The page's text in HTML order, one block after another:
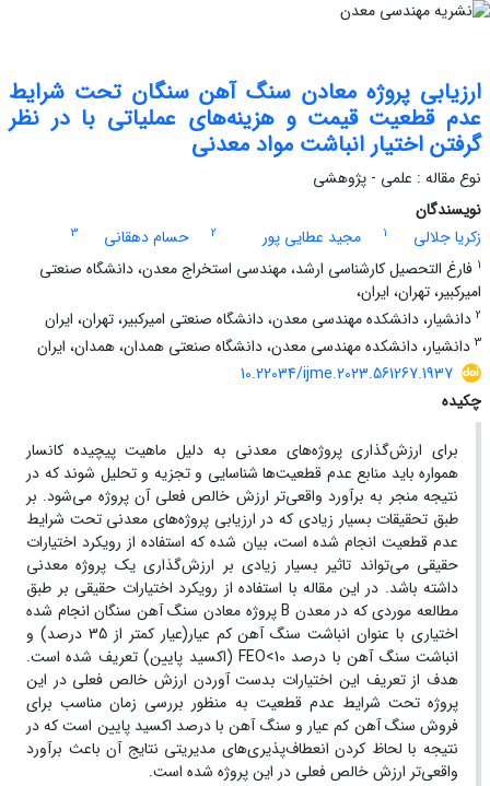
ارزیابی پروژه معادن سنگ آهن سنگان تحت شرایط
عدم قطعیت قیمت و هزینه‌های عملیاتی با در نظر
گرفتن اختیار انباشت مواد معدنی
نوع مقاله : علمی - پژوهشی
نویسندگان
زکریا جلالی
1 مجید عطایی پور 2 حسام دهقانی
3
1 فارغ التحصیل کارشناسی ارشد، مهندسی استخراج معدن، دانشگاه صنعتی
امیرکبیر، تهران، ایران،
2 دانشیار، دانشکده مهندسی معدن، دانشگاه صنعتی امیرکبیر، تهران، ایران
3 دانشیار، دانشکده مهندسی معدن، دانشگاه صنعتی همدان، همدان، ایران
10.22034/ijme.2023.561267.1937
چکیده
برای ارزش‌گذاری پروژه‌های معدنی به دلیل ماهیت پیچیده کانسار
همواره باید منابع عدم قطعیت‌ها شناسایی و تجزیه و تحلیل شوند که در
نتیجه منجر به برآورد واقعی‌تر ارزش خالص فعلی آن پروژه می‌شود. بر
طبق تحقیقات بسیار زیادی که در ارزیابی پروژه‌های معدنی تحت شرایط
عدم قطعیت انجام شده است، بیان شده که استفاده از رویکرد اختیارات
حقیقی می‌تواند تاثیر بسیار زیادی بر ارزش‌گذاری یک پروژه معدنی
داشته باشد. در این مقاله با استفاده از رویکرد اختیارات حقیقی بر طبق
مطالعه موردی که در معدن B پروژه معادن سنگ آهن سنگان انجام شده
اختیاری با عنوان انباشت سنگ آهن کم عیار(عیار کمتر از 35 درصد) و
انباشت سنگ آهن با درصد FEO<10 (اکسید پایین) تعریف شده است.
هدف از تعریف این اختیارات بدست آوردن ارزش خالص فعلی در این
پروژه تحت شرایط عدم قطعیت به منظور بررسی زمان مناسب برای
فروش سنگ آهن کم عیار و سنگ آهن با درصد اکسید پایین است که در
نتیجه با لحاظ کردن انعطاف‌پذیری‌های مدیریتی نتایج آن باعث برآورد
واقعی‌تر ارزش خالص فعلی در این پروژه شده است.